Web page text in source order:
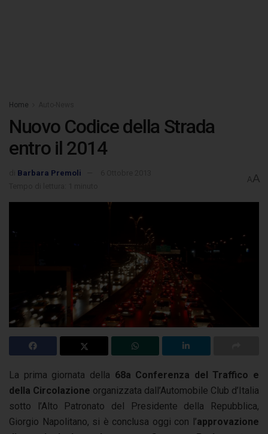
Home
Nuovo Codice della Strada
entro il 2014
Barbara Premoli
AA
La prima giornata della 68a Conferenza del Traffico e
della Circolazione organizzata dall’Automobile Club d’Italia
sotto l’Alto Patronato del Presidente della Repubblica,
Giorgio Napolitano, si è conclusa oggi con l’approvazione